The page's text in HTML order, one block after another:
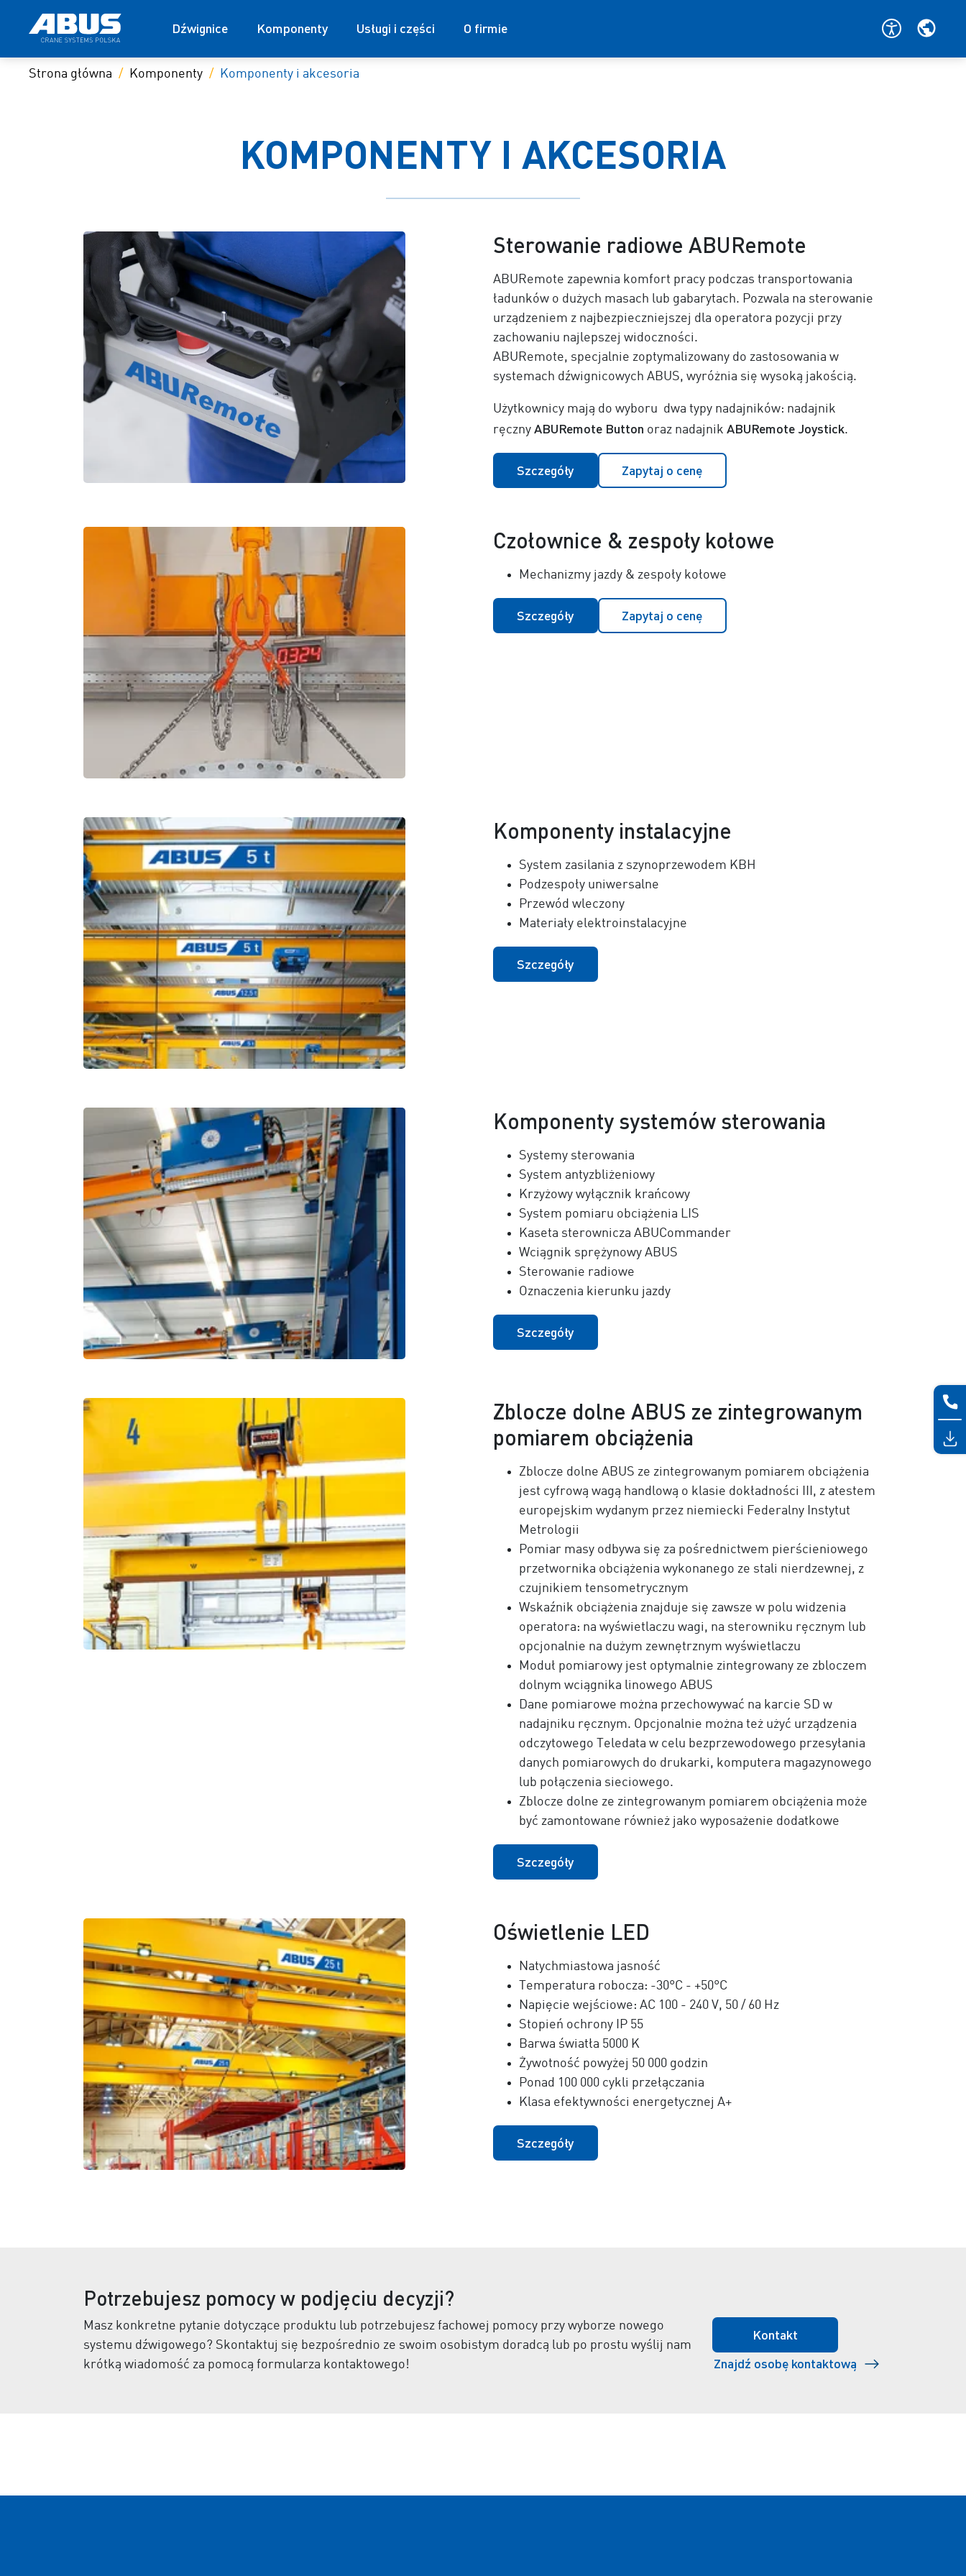
Dźwignice Komponenty Usługi i części O firmie
Strona główna Komponenty Komponenty i akcesoria
KOMPONENTY I AKCESORIA
Sterowanie radiowe ABURemote
ABURemote zapewnia komfort pracy podczas transportowania
ładunków o dużych masach lub gabarytach. Pozwala na sterowanie
urządzeniem z najbezpieczniejszej dla operatora pozycji przy
zachowaniu najlepszej widoczności.
ABURemote, specjalnie zoptymalizowany do zastosowania w
systemach dźwignicowych ABUS, wyróżnia się wysoką jakością.
Użytkownicy mają do wyboru dwa typy nadajników: nadajnik
ręczny ABURemote Button oraz nadajnik ABURemote Joystick.
Szczegóły Zapytaj o cenę
Czołownice & zespoły kołowe
Mechanizmy jazdy & zespoły kołowe
Szczegóły Zapytaj o cenę
Komponenty instalacyjne
System zasilania z szynoprzewodem KBH
Podzespoły uniwersalne
Przewód wleczony
Materiały elektroinstalacyjne
Szczegóły
Komponenty systemów sterowania
Systemy sterowania
System antyzbliżeniowy
Krzyżowy wyłącznik krańcowy
System pomiaru obciążenia LIS
Kaseta sterownicza ABUCommander
Wciągnik sprężynowy ABUS
Sterowanie radiowe
Oznaczenia kierunku jazdy
Szczegóły
Zblocze dolne ABUS ze zintegrowanym
pomiarem obciążenia
Zblocze dolne ABUS ze zintegrowanym pomiarem obciążenia
jest cyfrową wagą handlową o klasie dokładności III, z atestem
europejskim wydanym przez niemiecki Federalny Instytut
Metrologii
Pomiar masy odbywa się za pośrednictwem pierścieniowego
przetwornika obciążenia wykonanego ze stali nierdzewnej, z
czujnikiem tensometrycznym
Wskaźnik obciążenia znajduje się zawsze w polu widzenia
operatora: na wyświetlaczu wagi, na sterowniku ręcznym lub
opcjonalnie na dużym zewnętrznym wyświetlaczu
Moduł pomiarowy jest optymalnie zintegrowany ze zbloczem
dolnym wciągnika linowego ABUS
Dane pomiarowe można przechowywać na karcie SD w
nadajniku ręcznym. Opcjonalnie można też użyć urządzenia
odczytowego Teledata w celu bezprzewodowego przesyłania
danych pomiarowych do drukarki, komputera magazynowego
lub połączenia sieciowego.
Zblocze dolne ze zintegrowanym pomiarem obciążenia może
być zamontowane również jako wyposażenie dodatkowe
Szczegóły
Oświetlenie LED
Natychmiastowa jasność
Temperatura robocza: -30°C - +50°C
Napięcie wejściowe: AC 100 - 240 V, 50 / 60 Hz
Stopień ochrony IP 55
Barwa światła 5000 K
Żywotność powyżej 50 000 godzin
Ponad 100 000 cykli przełączania
Klasa efektywności energetycznej A+
Szczegóły
Potrzebujesz pomocy w podjęciu decyzji?
Masz konkretne pytanie dotyczące produktu lub potrzebujesz fachowej pomocy przy wyborze nowego
systemu dźwigowego? Skontaktuj się bezpośrednio ze swoim osobistym doradcą lub po prostu wyślij nam
krótką wiadomość za pomocą formularza kontaktowego!
Kontakt
Znajdź osobę kontaktową